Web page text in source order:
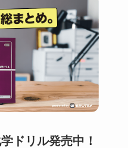
ドリル発売中！